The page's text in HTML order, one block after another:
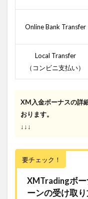
Online Bank Transfer
Local Transfer
（コンビニ支払い）
XM入金ボーナスの詳
おります。
↓↓↓
要チェック！
XMTradingボ
ーンの受け取